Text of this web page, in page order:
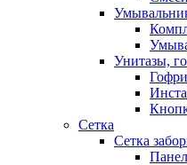
Унитазы,
Сетка
Сетка